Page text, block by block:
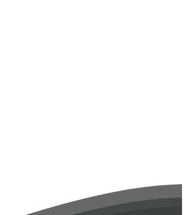
сочинения на тему «Я против террора» 🤩🤩🤩